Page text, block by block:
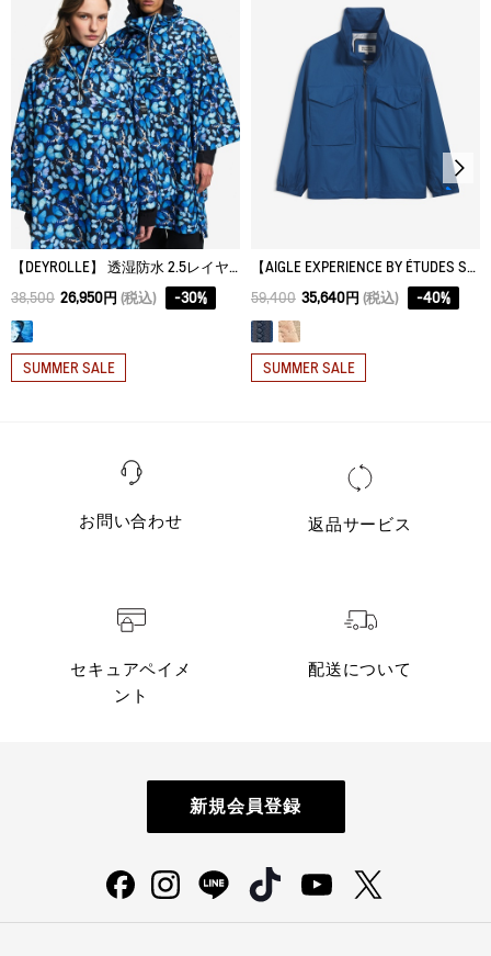
脱水後、つり干し乾燥がよい。
アイロン仕上げ処理はできない。
ドライクリーニング処理ができない。
ウェットクリーニング処理ができる。：通常の処理
XL 84 75
【DEYROLLE】 透湿防水 2.5レイヤー パッカブルポンチョ
38,500 26,950円 (税込) -30%
SUMMER SALE
【AIGLE EXPERIENCE BY ÉTUDES STUDIO】 透湿防水 2.5レイヤー 軽量ウインドブレーカー
59,400 35,640円 (税込) -40%
SUMMER SALE
お問い合わせ 返品サービス
セキュアペイメ
ント
配送について
新規会員登録